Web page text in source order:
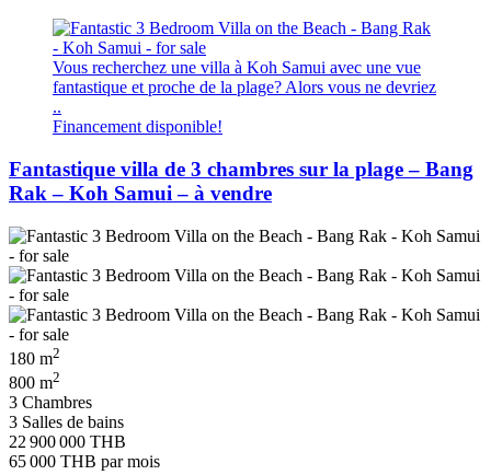
Vous recherchez une villa à Koh Samui avec une vue
fantastique et proche de la plage? Alors vous ne devriez
..
Financement disponible!
Fantastique villa de 3 chambres sur la plage – Bang
Rak – Koh Samui – à vendre
180 m2
800 m2
3 Chambres
3 Salles de bains
22 900 000 THB
65 000 THB par mois